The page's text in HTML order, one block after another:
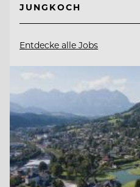
JUNGKOCH
Entdecke alle Jobs